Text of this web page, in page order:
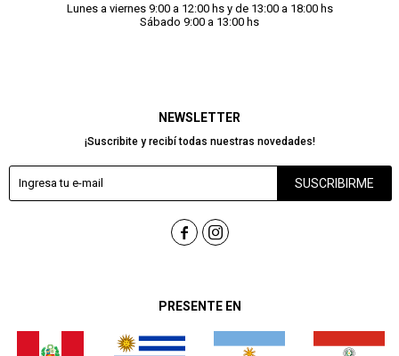
PRESENTE EN
NEWSLETTER
¡Suscribite y recibí todas nuestras novedades!
SUSCRIBIRME
 
Lunes a viernes 9:00 a 12:00 hs y de 13:00 a 18:00 hs
Sábado 9:00 a 13:00 hs